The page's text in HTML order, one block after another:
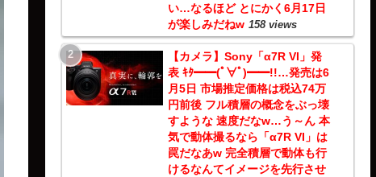
い…なるほど とにかく6月17日
が楽しみだねw 158 views
【カメラ】Sony「α7R VI」発
表 ｷﾀ━━(ﾟ∀ﾟ)━━!!…発売は6
月5日 市場推定価格は税込74万
円前後 フル積層の概念をぶっ壊
すような 速度だなw…う～ん 本
気で動体撮るなら「α7R VI」は
罠だなあw 完全積層で動体も行
けるなんてイメージを先行させ